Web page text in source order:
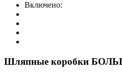
Включено:
Шляпные коробки